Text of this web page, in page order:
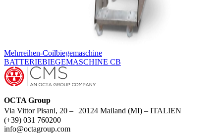
Mehrreihen-Coilbiegemaschine
BATTERIEBIEGEMASCHINE CB
OCTA Group
Via Vittor Pisani, 20 – 20124 Mailand (MI) – ITALIEN
(+39) 031 760200
info@octagroup.com